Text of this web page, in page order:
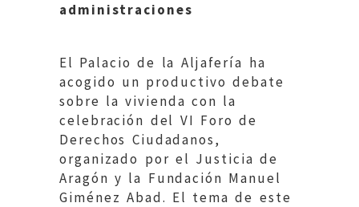
administraciones
El Palacio de la Aljafería ha
acogido un productivo debate
sobre la vivienda con la
celebración del VI Foro de
Derechos Ciudadanos,
organizado por el Justicia de
Aragón y la Fundación Manuel
Giménez Abad. El tema de este